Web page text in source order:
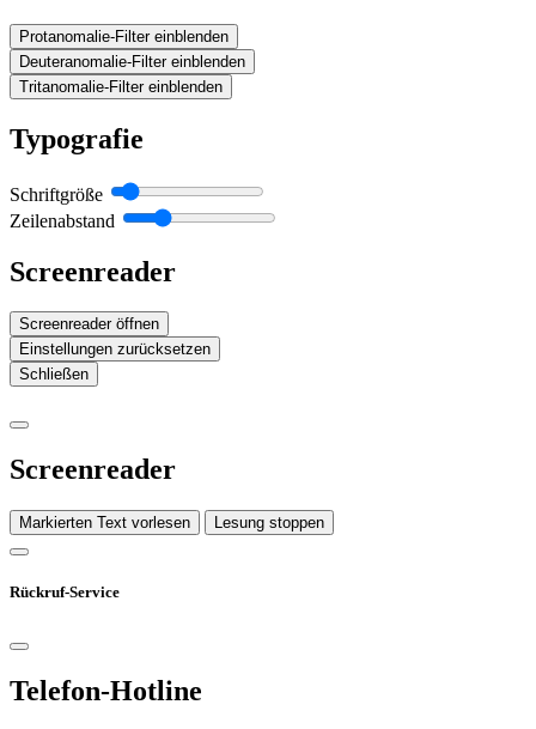
Protanomalie-Filter einblenden
Deuteranomalie-Filter einblenden
Tritanomalie-Filter einblenden
Typografie
Schriftgröße
Zeilenabstand
Screenreader
Screenreader öffnen
Einstellungen zurücksetzen
Schließen
Screenreader
Markierten Text vorlesen Lesung stoppen
Rückruf-Service
Telefon-Hotline